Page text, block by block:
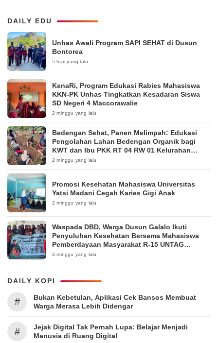
DAILY EDU
Unhas Awali Program SAPI SEHAT di Dusun
Bontorea
5 hari yang lalu
KenaRi, Program Edukasi Rabies Mahasiswa
KKN-PK Unhas Tingkatkan Kesadaran Siswa
SD Negeri 4 Maccorawalie
2 minggu yang lalu
Bedengan Sehat, Panen Melimpah: Edukasi
Pengolahan Lahan Bedengan Organik bagi
KWT dan Ibu PKK RT 04 RW 01 Kelurahan
Pakintelan
2 minggu yang lalu
Promosi Kesehatan Mahasiswa Universitas
Yatsi Madani Cegah Karies Gigi Anak
2 minggu yang lalu
Waspada DBD, Warga Dusun Galalo Ikuti
Penyuluhan Kesehatan Bersama Mahasiswa
Pemberdayaan Masyarakat R-15 UNTAG
Surabaya 2026
3 minggu yang lalu
DAILY KOPI
#
Bukan Kebetulan, Aplikasi Cek Bansos Membuat
Warga Merasa Lebih Didengar
#
Jejak Digital Tak Pernah Lupa: Belajar Menjadi
Manusia di Ruang Digital